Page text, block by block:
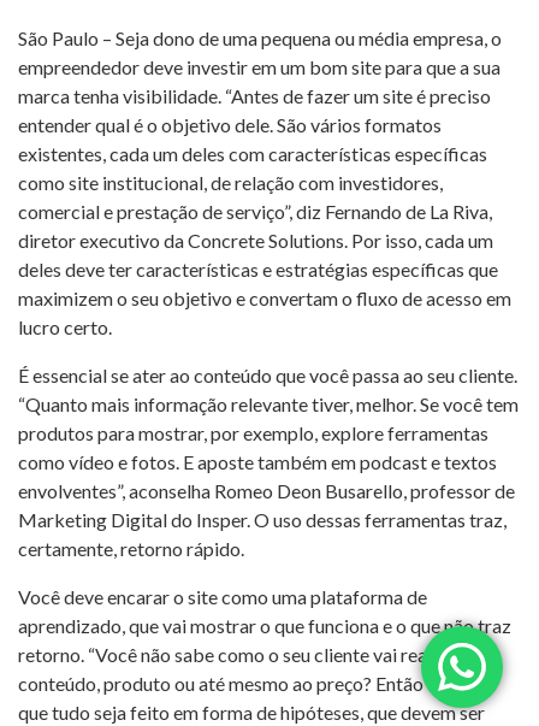
São Paulo – Seja dono de uma pequena ou média empresa, o
empreendedor deve investir em um bom site para que a sua
marca tenha visibilidade. “Antes de fazer um site é preciso
entender qual é o objetivo dele. São vários formatos
existentes, cada um deles com características específicas
como site institucional, de relação com investidores,
comercial e prestação de serviço”, diz Fernando de La Riva,
diretor executivo da Concrete Solutions. Por isso, cada um
deles deve ter características e estratégias específicas que
maximizem o seu objetivo e convertam o fluxo de acesso em
lucro certo.
É essencial se ater ao conteúdo que você passa ao seu cliente.
“Quanto mais informação relevante tiver, melhor. Se você tem
produtos para mostrar, por exemplo, explore ferramentas
como vídeo e fotos. E aposte também em podcast e textos
envolventes”, aconselha Romeo Deon Busarello, professor de
Marketing Digital do Insper. O uso dessas ferramentas traz,
certamente, retorno rápido.
Você deve encarar o site como uma plataforma de
aprendizado, que vai mostrar o que funciona e o que não traz
retorno. “Você não sabe como o seu cliente vai reagir ao
conteúdo, produto ou até mesmo ao preço? Então o ideal é
que tudo seja feito em forma de hipóteses, que devem ser